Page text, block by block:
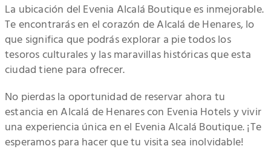
La ubicación del Evenia Alcalá Boutique es inmejorable.
Te encontrarás en el corazón de Alcalá de Henares, lo
que significa que podrás explorar a pie todos los
tesoros culturales y las maravillas históricas que esta
ciudad tiene para ofrecer.
No pierdas la oportunidad de reservar ahora tu
estancia en Alcalá de Henares con Evenia Hotels y vivir
una experiencia única en el Evenia Alcalá Boutique. ¡Te
esperamos para hacer que tu visita sea inolvidable!